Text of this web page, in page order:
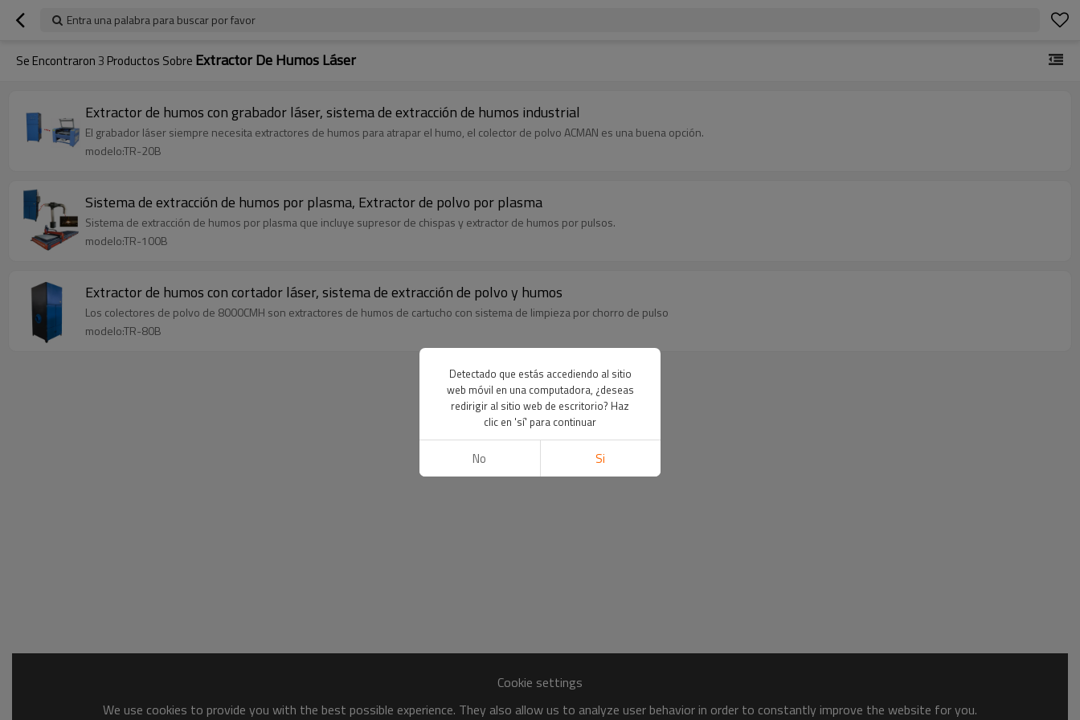
Entra una palabra para buscar por favor
Se Encontraron3 Productos Sobre Extractor De Humos Láser
Extractor de humos con grabador láser, sistema de extracción de humos industrial
El grabador láser siempre necesita extractores de humos para atrapar el humo, el colector de polvo ACMAN es una buena opción.
modelo:TR-20B
Sistema de extracción de humos por plasma, Extractor de polvo por plasma
Sistema de extracción de humos por plasma que incluye supresor de chispas y extractor de humos por pulsos.
modelo:TR-100B
Extractor de humos con cortador láser, sistema de extracción de polvo y humos
Los colectores de polvo de 8000CMH son extractores de humos de cartucho con sistema de limpieza por chorro de pulso
modelo:TR-80B
Cookie settings
We use cookies to provide you with the best possible experience. They also allow us to analyze user behavior in order to constantly improve the website for you.
Detectado que estás accediendo al sitio
web móvil en una computadora, ¿deseas
redirigir al sitio web de escritorio? Haz
clic en 'sí' para continuar
No Si